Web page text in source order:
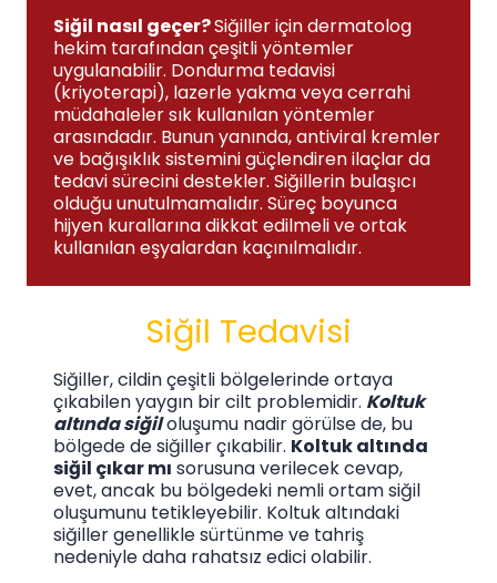
Siğil nasıl geçer?Siğiller için dermatolog
hekim tarafından çeşitli yöntemler
uygulanabilir. Dondurma tedavisi
(kriyoterapi), lazerle yakma veya cerrahi
müdahaleler sık kullanılan yöntemler
arasındadır. Bunun yanında, antiviral kremler
ve bağışıklık sistemini güçlendiren ilaçlar da
tedavi sürecini destekler. Siğillerin bulaşıcı
olduğu unutulmamalıdır. Süreç boyunca
hijyen kurallarına dikkat edilmeli ve ortak
kullanılan eşyalardan kaçınılmalıdır.
Siğil Tedavisi
Siğiller, cildin çeşitli bölgelerinde ortaya
çıkabilen yaygın bir cilt problemidir. Koltuk
altında siğiloluşumu nadir görülse de, bu
bölgede de siğiller çıkabilir. Koltuk altında
siğil çıkar mı sorusuna verilecek cevap,
evet, ancak bu bölgedeki nemli ortam siğil
oluşumunu tetikleyebilir. Koltuk altındaki
siğiller genellikle sürtünme ve tahriş
nedeniyle daha rahatsız edici olabilir.